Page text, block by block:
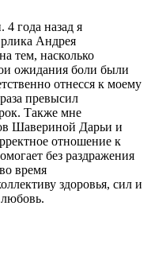
года назад я
Андрея
тем, насколько
ожидания боли были
отнесся к моему
превысил
Также мне
Шавериной Дарьи и
отношение к
без раздражения
время
здоровья, сил и